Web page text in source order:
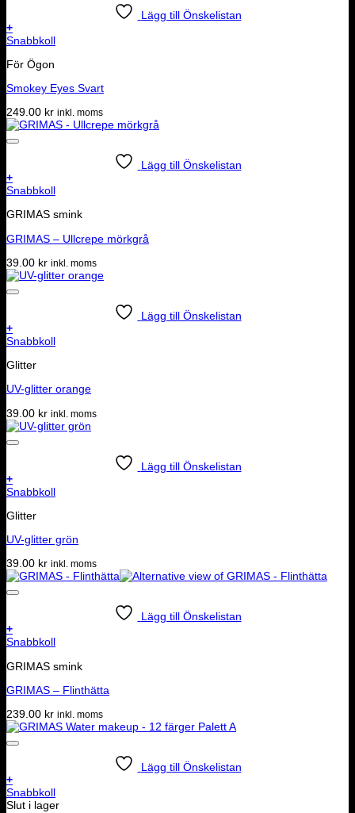
Lägg till Önskelistan
+
Snabbkoll
För Ögon
Smokey Eyes Svart
249.00 kr inkl. moms
Lägg till Önskelistan
+
Snabbkoll
GRIMAS smink
GRIMAS – Ullcrepe mörkgrå
39.00 kr inkl. moms
Lägg till Önskelistan
+
Snabbkoll
Glitter
UV-glitter orange
39.00 kr inkl. moms
Lägg till Önskelistan
+
Snabbkoll
Glitter
UV-glitter grön
39.00 kr inkl. moms
Lägg till Önskelistan
+
Snabbkoll
GRIMAS smink
GRIMAS – Flinthätta
239.00 kr inkl. moms
Lägg till Önskelistan
+
Snabbkoll
Slut i lager